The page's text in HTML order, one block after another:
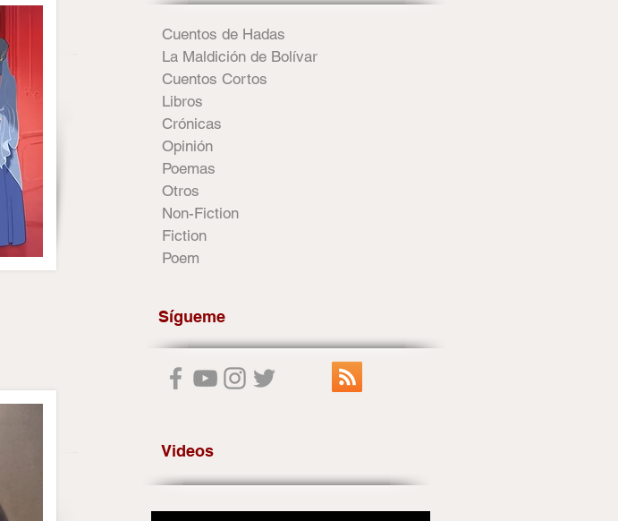
Cuentos de Hadas
La Maldición de Bolívar
Cuentos Cortos
Libros
Crónicas
Opinión
Poemas
Otros
Non-Fiction
Fiction
Poem
Sígueme
Videos